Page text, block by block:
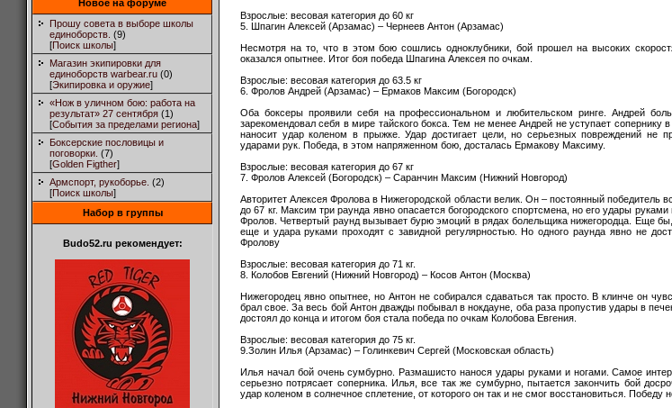
Новое на форуме
Прошу совета в выборе школы
единоборств. (9)
[Поиск школы]
Магазин экипировки для
единоборств warbear.ru (0)
[Экипировка и оружие]
«Нож в уличном бою: работа на
результат» 27 сентября (1)
[События за пределами региона]
Боксерские пословицы и
поговорки. (7)
[Golden Figther]
Армспорт, рукоборье. (2)
[Поиск школы]
Набор в группы
Budo52.ru рекомендует:
Взрослые: весовая категория до 60 кг
5. Шпагин Алексей (Арзамас) – Чернеев Антон (Арзамас)
Несмотря на то, что в этом бою сошлись одноклубники, бой прошел на высоких
оказался опытнее. Итог боя победа Шпагина Алексея по очкам.
Взрослые: весовая категория до 63.5 кг
6. Фролов Андрей (Арзамас) – Ермаков Максим (Богородск)
Оба боксеры проявили себя на профессиональном и любительском ринге. Андрей
зарекомендовал себя в мире тайского бокса. Тем не менее Андрей не уступает сопернику
наносит удар коленом в прыжке. Удар достигает цели, но серьезных повреждений не
ударами рук. Победа, в этом напряженном бою, досталась Ермакову Максиму.
Взрослые: весовая категория до 67 кг
7. Фролов Алексей (Богородск) – Саранчин Максим (Нижний Новгород)
Авторитет Алексея Фролова в Нижегородской области велик. Он – постоянный победитель
до 67 кг. Максим три раунда явно опасается богородского спортсмена, но его удары
Фролов. Четвертый раунд вызывает бурю эмоций в рядах болельщика нижегородца. Еще
еще и удара руками проходят с завидной регулярностью. Но одного раунда явно не
Фролову
Взрослые: весовая категория до 71 кг.
8. Колобов Евгений (Нижний Новгород) – Косов Антон (Москва)
Нижегородец явно опытнее, но Антон не собирался сдаваться так просто. В клинче он
брал свое. За весь бой Антон дважды побывал в нокдауне, оба раза пропустив удары в
достоял до конца и итогом боя стала победа по очкам Колобова Евгения.
Взрослые: весовая категория до 75 кг.
9.Золин Илья (Арзамас) – Голинкевич Сергей (Московская область)
Илья начал бой очень сумбурно. Размашисто нанося удары руками и ногами. Самое
серьезно потрясает соперника. Илья, все так же сумбурно, пытается закончить бой
удар коленом в солнечное сплетение, от которого он так и не смог восстановиться.